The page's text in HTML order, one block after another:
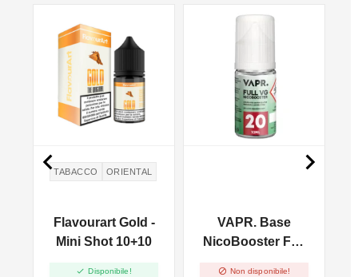
TABACCO ORIENTAL
Flavourart Gold -
Mini Shot 10+10
 Disponibile!
VAPR. Base
NicoBooster Full
 Non disponibile!
 